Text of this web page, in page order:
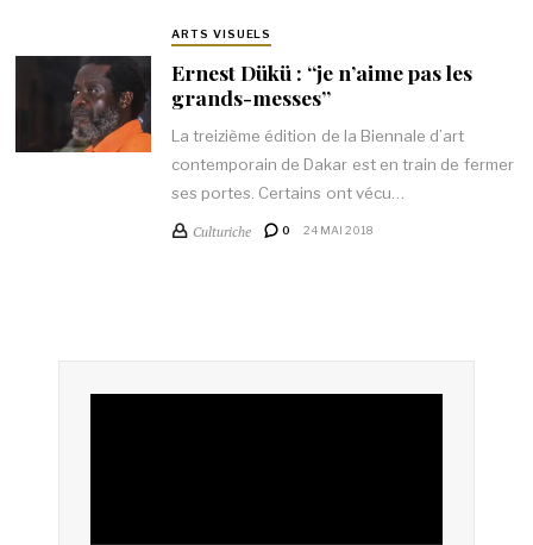
ARTS VISUELS
Ernest Dükü : “je n’aime pas les
grands-messes”
La treizième édition de la Biennale d’art
contemporain de Dakar est en train de fermer
ses portes. Certains ont vécu…
Culturiche 0 24 MAI 2018